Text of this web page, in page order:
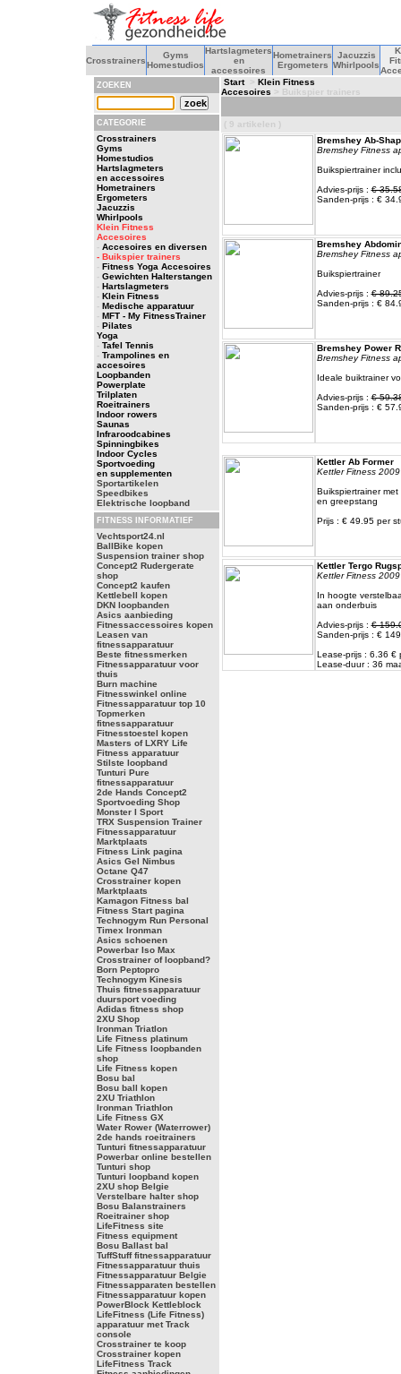
Crosstrainers
Gyms
Homestudios
Hartslagmeters
en
accessoires
Hometrainers
Ergometers
Jacuzzis
Whirlpools
ZOEKEN
CATEGORIE
Crosstrainers
Gyms
Homestudios
Hartslagmeters
en accessoires
Hometrainers
Ergometers
Jacuzzis
Whirlpools
Klein Fitness
Accesoires
- Accesoires en diversen
- Buikspier trainers
- Fitness Yoga Accesoires
- Gewichten Halterstangen
- Hartslagmeters
- Klein Fitness
- Medische apparatuur
- MFT - My FitnessTrainer
- Pilates
Yoga
- Tafel Tennis
- Trampolines en
accesoires
Loopbanden
Powerplate
Trilplaten
Roeitrainers
Indoor rowers
Saunas
Infraroodcabines
Spinningbikes
Indoor Cycles
Sportvoeding
en supplementen
Sportartikelen
Speedbikes
Elektrische loopband
FITNESS INFORMATIEF
Vechtsport24.nl
BallBike kopen
Suspension trainer shop
Concept2 Rudergerate
shop
Concept2 kaufen
Kettlebell kopen
DKN loopbanden
Asics aanbieding
Fitnessaccessoires kopen
Leasen van
fitnessapparatuur
Beste fitnessmerken
Fitnessapparatuur voor
thuis
Burn machine
Fitnesswinkel online
Fitnessapparatuur top 10
Topmerken
fitnessapparatuur
Fitnesstoestel kopen
Masters of LXRY Life
Fitness apparatuur
Stilste loopband
Tunturi Pure
fitnessapparatuur
2de Hands Concept2
Sportvoeding Shop
Monster I Sport
TRX Suspension Trainer
Fitnessapparatuur
Marktplaats
Fitness Link pagina
Asics Gel Nimbus
Octane Q47
Crosstrainer kopen
Marktplaats
Kamagon Fitness bal
Fitness Start pagina
Technogym Run Personal
Timex Ironman
Asics schoenen
Powerbar Iso Max
Crosstrainer of loopband?
Born Peptopro
Technogym Kinesis
Thuis fitnessapparatuur
duursport voeding
Adidas fitness shop
2XU Shop
Ironman Triatlon
Life Fitness platinum
Life Fitness loopbanden
shop
Life Fitness kopen
Bosu bal
Bosu ball kopen
2XU Triathlon
Ironman Triathlon
Life Fitness GX
Water Rower (Waterrower)
2de hands roeitrainers
Tunturi fitnessapparatuur
Powerbar online bestellen
Tunturi shop
Tunturi loopband kopen
2XU shop Belgie
Verstelbare halter shop
Bosu Balanstrainers
Roeitrainer shop
LifeFitness site
Fitness equipment
Bosu Ballast bal
TuffStuff fitnessapparatuur
Fitnessapparatuur thuis
Fitnessapparatuur Belgie
Fitnessapparaten bestellen
Fitnessapparatuur kopen
PowerBlock Kettleblock
LifeFitness (Life Fitness)
apparatuur met Track
console
Crosstrainer te koop
Crosstrainer kopen
LifeFitness Track
Start> Klein Fitness
Accesoires > Buikspier trainers
( 9 artikelen )
Bremshey Ab-
Bremshey Fitness
Buikspiertrainer
Advies-prijs :€
Sanden-prijs : €
Bremshey
Bremshey Fitness
Buikspiertrainer
Advies-prijs :€
Sanden-prijs : €
Bremshey Power
Bremshey Fitness
Ideale buiktrainer
Advies-prijs :€
Sanden-prijs : €
Kettler Ab Former
Kettler Fitness 2009
Buikspiertrainer
en greepstang
Prijs : € 49.95 per
Kettler Tergo
Kettler Fitness 2009
In hoogte
aan onderbuis
Advies-prijs :€
Sanden-prijs : €
Lease-prijs : 6.36 €
Lease-duur : 36